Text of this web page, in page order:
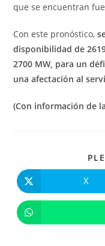
que se encuentran
Con este pronóstico,
disponibilidad de
2700 MW, para un
una afectación al
(Con información de
abre
en
ventana
X